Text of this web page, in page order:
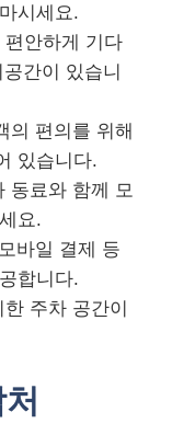
시세요.
편안하게 기다
간이 있습니
의 편의를 위해
있습니다.
동료와 함께 모
요.
바일 결제 등
합니다.
주차 공간이